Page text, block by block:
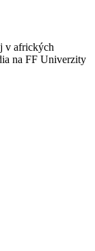
v afrických
na FF Univerzity